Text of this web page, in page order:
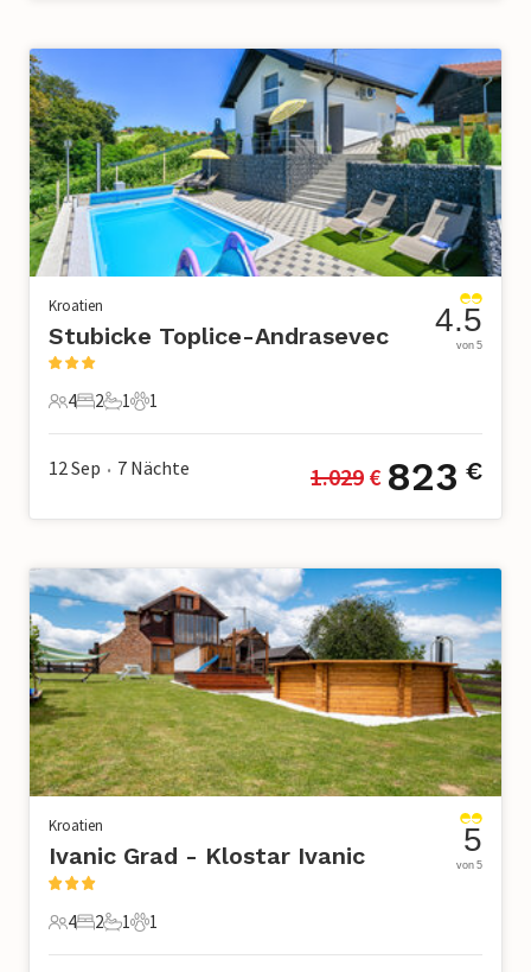
Kroatien
Stubicke Toplice-Andrasevec
4 Gäste
4
2 Schlafzimmer
2
1 Badezimmer
1
1 Haustier
1
4.5
von 5
12 Sep • 7 Nächte 1.029 € 823 €
Kroatien
Ivanic Grad - Klostar Ivanic
4 Gäste
4
2 Schlafzimmer
2
1 Badezimmer
1
1 Haustier
1
5
von 5